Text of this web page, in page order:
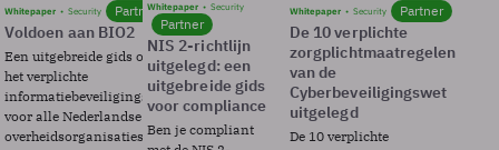
Whitepaper Security Partner
Voldoen aan BIO2
Een uitgebreide gids over BIO2,
het verplichte
informatiebeveiligingsframework
voor alle Nederlandse
overheidsorganisaties.
Whitepaper Security
Partner
NIS 2-richtlijn
uitgelegd: een
uitgebreide gids
voor compliance
Ben je compliant
Whitepaper Security Partner
De 10 verplichte
zorgplichtmaatregelen
van de
Cyberbeveiligingswet
uitgelegd
De 10 verplichte